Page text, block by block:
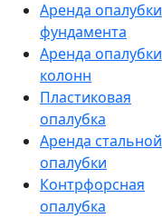
Аренда опалубки
фундамента
Аренда опалубки
колонн
Пластиковая
опалубка
Аренда стальной
опалубки
Контрфорсная
опалубка